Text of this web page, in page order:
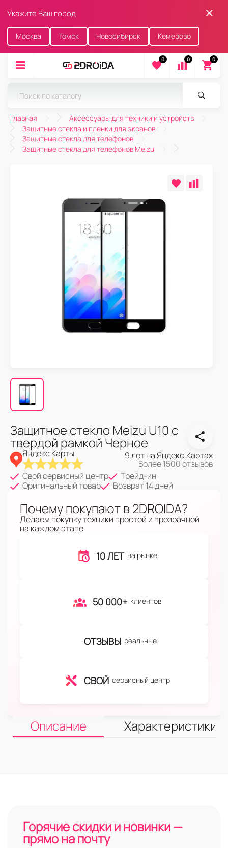
Укажите Ваш город
Москва Томск Новосибирск Кемерово
0 0 0
Главная
Аксессуары для техники и устройств
Защитные стекла и пленки для экранов
Защитные стекла для телефонов
Защитные стекла для телефонов Meizu
Защитное стекло Meizu U10 с
твердой рамкой Черное
Яндекс Карты 9 лет на Яндекс.Картах
Более 1500 отзывов
Свой сервисный центр
Трейд-ин
Оригинальный товар
Возврат 14 дней
Почему покупают в 2DROIDA?
Делаем покупку техники простой и прозрачной
на каждом этапе
10 ЛЕТ на рынке
50 000+ клиентов
ОТЗЫВЫ реальные
СВОЙ сервисный центр
Описание Характеристики
Горячие скидки и новинки —
прямо на почту